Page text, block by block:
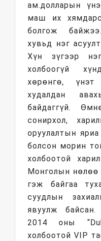
ам.долларын
маш их
болгож
хувьд нэг
Хүн зүгээр
холбоогүй
хөрөнгө,
худалдан
байдаггүй.
сонирхол,
оруулалтын
болсон морин
холбоотой
Монголын нөлөө
гэж байгаа
суудлын
явуулж
2014 оны
холбоотой VIP